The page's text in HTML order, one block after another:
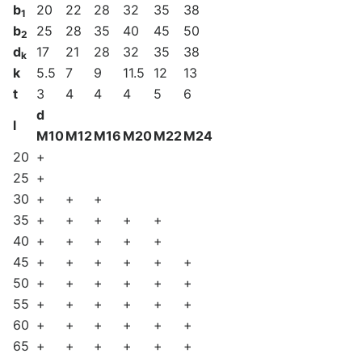
b1 20 22 28 32 35
38
b2 25 28 35 40 45
50
dk 17 21 28 32 35
38
k
5.5 7 9 11.5 12
13
t
3 4 4 4 5
6
l
d
M10M12M16 M20M22M24
20 +
25 +
30 + +
+
35 + + + +
+
40 + + + +
+
45 + + + + +
+
50 + + + + +
+
55 + + + + +
+
60 + + + + +
+
65 + + + + +
+